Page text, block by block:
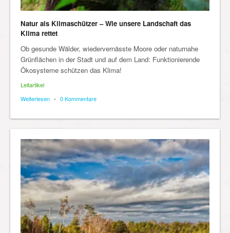
Natur als Klimaschützer – Wie unsere Landschaft das
Klima rettet
Ob gesunde Wälder, wiedervernässte Moore oder naturnahe
Grünflächen in der Stadt und auf dem Land: Funktionierende
Ökosysteme schützen das Klima!
Leitartikel
Weiterlesen • 0 Kommentare